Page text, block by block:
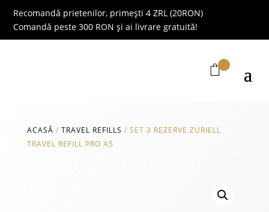
Recomandă prietenilor, primești 4 ZRL (20RON)
Comandă peste 300 RON și ai livrare gratuită!
ACASĂ / TRAVEL REFILLS / SET 3 REZERVE ZURIELL
TRAVEL REFILL PRO A5